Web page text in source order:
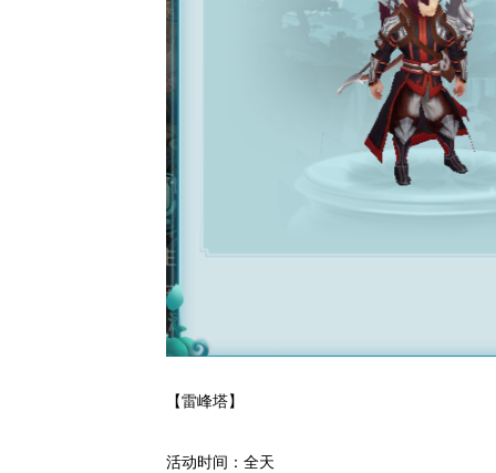
【雷峰塔】
活动时间：全天